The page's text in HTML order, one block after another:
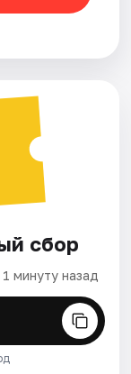
сбор
минуту назад